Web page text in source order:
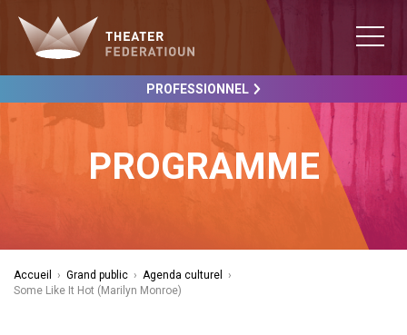
PROFESSIONNEL
PROGRAMME
Accueil › Grand public › Agenda culturel
›
Some Like It Hot (Marilyn Monroe)